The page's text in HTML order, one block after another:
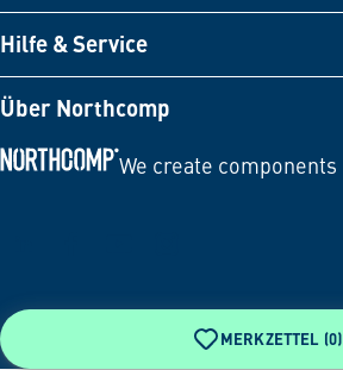
Hilfe & Service
Über Northcomp
We create components
MERKZETTEL (0)